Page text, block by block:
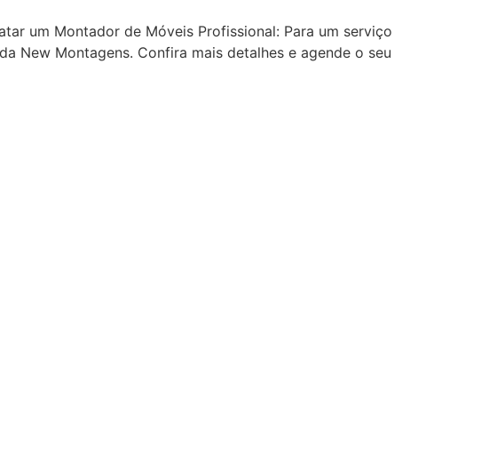
um Montador de Móveis Profissional: Para um serviço
New Montagens. Confira mais detalhes e agende o seu